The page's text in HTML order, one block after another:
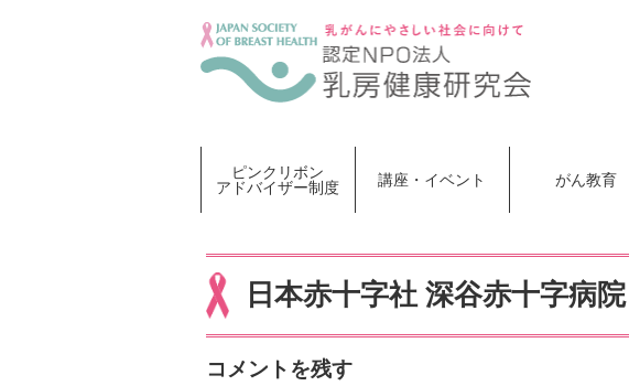
ピンクリボン
アドバイザー制度
講座・イベント がん教育
日本赤十字社 深谷赤十字病院
コメントを残す